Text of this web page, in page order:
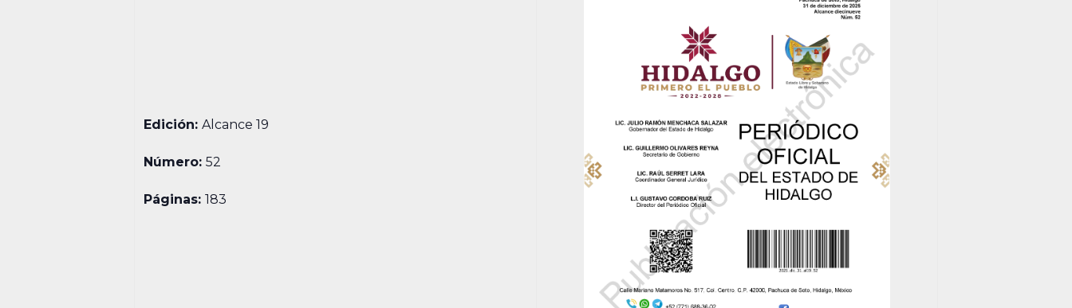
Edición:Alcance 19
Número:52
Páginas:183